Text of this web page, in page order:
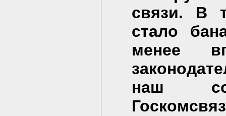
связи. В
стало
менее
наш